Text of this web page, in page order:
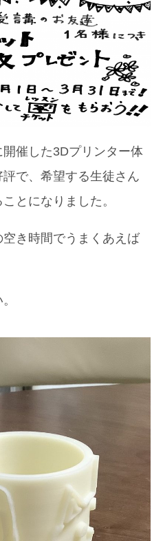
催した3Dプリンター体
で、希望する生徒さん
とになりました。
き時間でうまくあえば